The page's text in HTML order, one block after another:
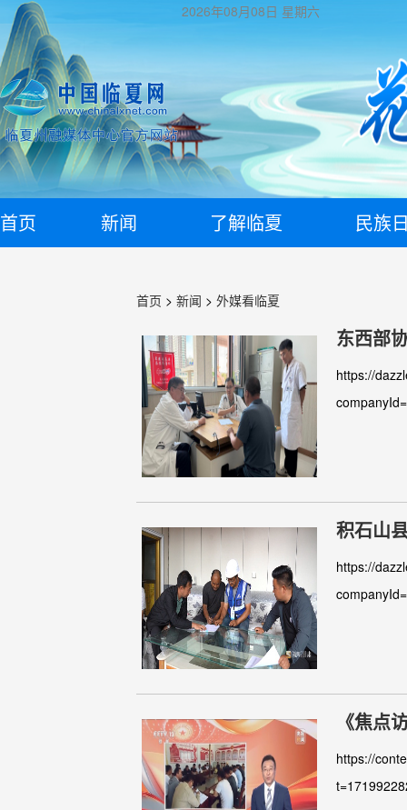
2026年08月08日 星期六
首页 新闻 了解临夏 民族
首页 > 新闻 > 外媒看临夏
东西部
https://
积石山
https://
《焦点
https://